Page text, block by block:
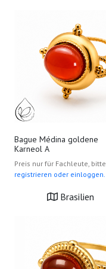
Bague Médina goldene
Karneol A
Preis nur für Fachleute, bitte
registrieren oder einloggen.
Brasilien